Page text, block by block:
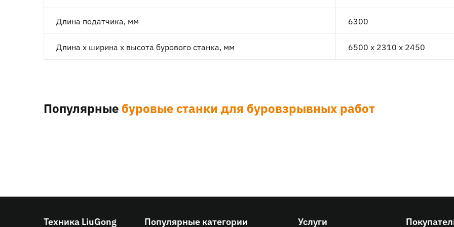
Длина податчика, мм 6300
Длина х ширина х высота бурового станка, мм 6500 x 2310 x 2450
Популярные буровые станки для буровзрывных работ
Техника LiuGong Популярные категории Услуги